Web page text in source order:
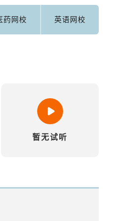
药网校 英语网校
暂无试听